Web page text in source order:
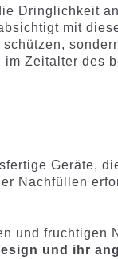
Dringlichkeit
mit
Zeitalter des
Geräte,
Nachfüllen
und fruchtigen
und ihr